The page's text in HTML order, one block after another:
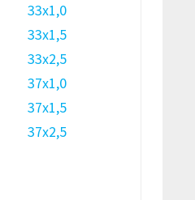
33х1,0
33х1,5
33х2,5
37х1,0
37х1,5
37х2,5